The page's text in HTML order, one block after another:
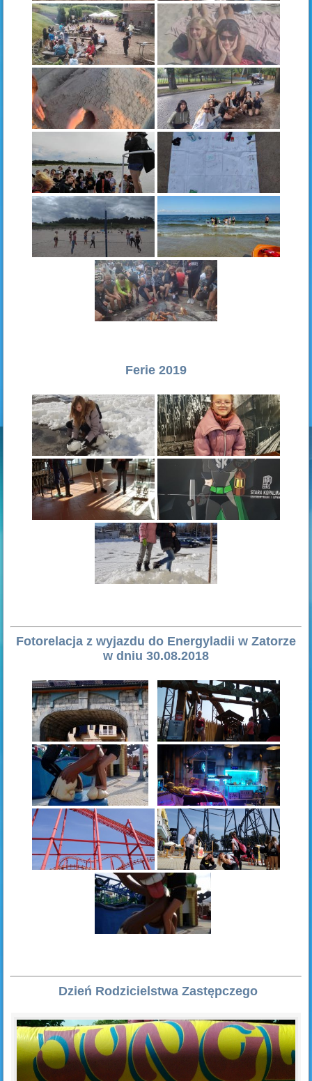
Ferie 2019
Fotorelacja z wyjazdu do Energyladii w Zatorze
w dniu 30.08.2018
Dzień Rodzicielstwa Zastępczego